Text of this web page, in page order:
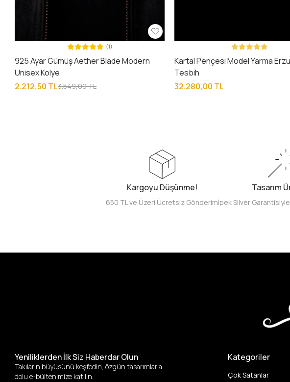
(1)
925 Ayar Gümüş Aether Blade Modern
Unisex Kolye
2.212,50 TL3.549,00 TL
Kartal Pençesi Model Yarma
Tesbih
32.280,00 TL
Kargoyu Düşünme!
650 TL ve Üzeri Ücretsiz Gönderim
Tasarım
İpek Silver
Yeniliklerden İlk Siz Haberdar Olun
Takıların büyüsünü keşfedin, özgün tasarımlarla
dolu e-bültenimize katılın.
Kategoriler
Çok Satanlar